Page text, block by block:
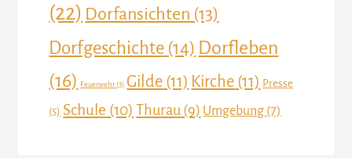
(22) Dorfansichten (13)
Dorfgeschichte (14) Dorfleben
(16) Feuerwehr(3) Gilde (11) Kirche (11) Presse
(5) Schule (10) Thurau (9) Umgebung (7)